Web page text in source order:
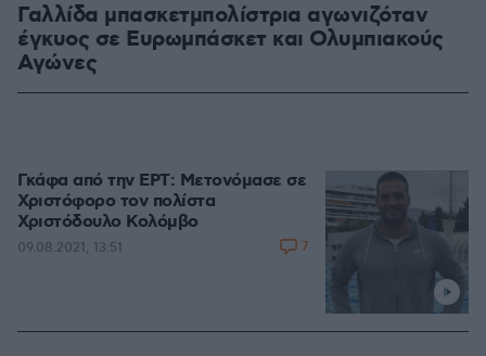
Γαλλίδα μπασκετμπολίστρια αγωνιζόταν
έγκυος σε Ευρωμπάσκετ και Ολυμπιακούς
Αγώνες
Γκάφα από την ΕΡΤ: Μετονόμασε σε
Χριστόφορο τον πολίστα
Χριστόδουλο Κολόμβο
09.08.2021, 13:51 7